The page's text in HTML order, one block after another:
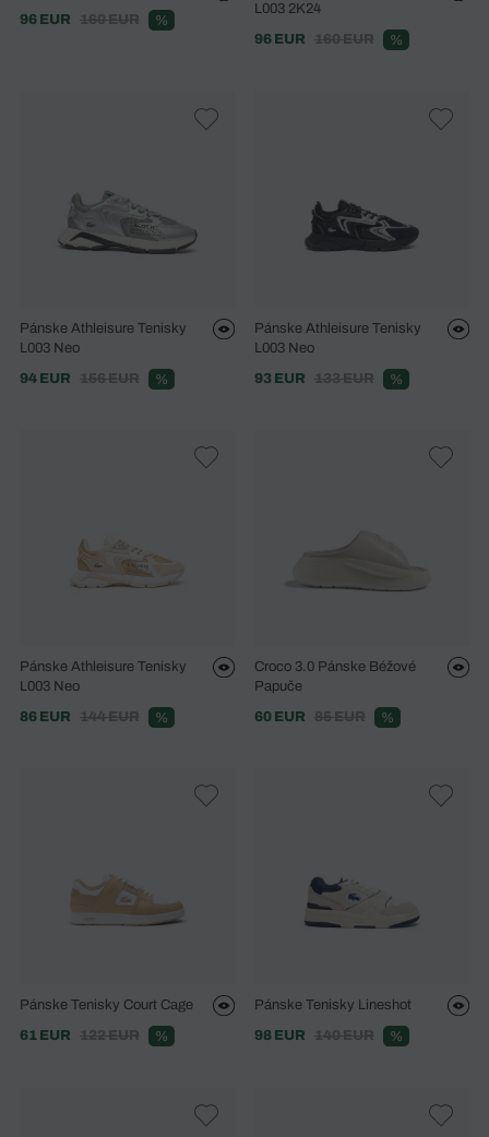
96 EUR
160 EUR %
L003 2K24
96 EUR
160 EUR %
Pánske Athleisure Tenisky
L003 Neo
94 EUR
156 EUR %
Pánske Athleisure Tenisky
L003 Neo
93 EUR
133 EUR %
Pánske Athleisure Tenisky
L003 Neo
86 EUR
144 EUR %
Croco 3.0 Pánske Béžové
Papuče
60 EUR
85 EUR %
Pánske Tenisky Court Cage
61 EUR
122 EUR %
Pánske Tenisky Lineshot
98 EUR
140 EUR %